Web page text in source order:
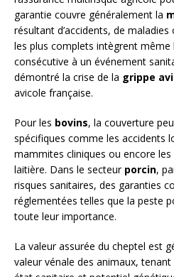
garantie couvre généralement la
résultant d’accidents, de
les plus complets intègrent même
consécutive à un événement
démontré la crise de la grippe
avicole française.
Pour les bovins, la couverture
spécifiques comme les accidents
mammites cliniques ou encore
laitière. Dans le secteur porcin,
risques sanitaires, des garanties
réglementées telles que la peste
toute leur importance.
La valeur assurée du cheptel est
valeur vénale des animaux,